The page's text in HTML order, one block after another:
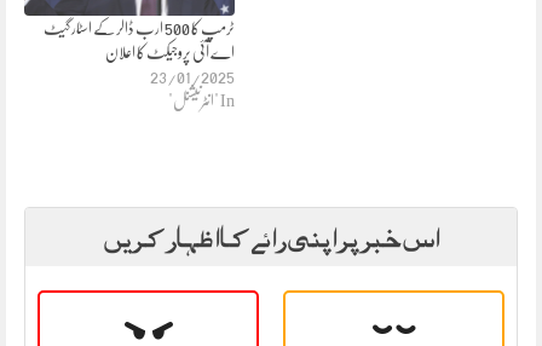
ٹرمپ کا 500 ارب ڈالر کے اسٹار گیٹ
اے آئی پروجیکٹ کا اعلان
23/01/2025
In "انٹرنیشنل"
اس خبر پر اپنی رائے کا اظہار کریں